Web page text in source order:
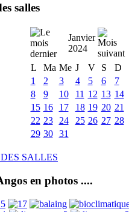
salles
Janvier
2024
L
Ma Me J V S
D
1
2 3 4 5 6
7
8
9 10 11 12 13 14
15 16 17 18 19 20 21
22 23 24 25 26 27 28
29 30 31
SALLES
en photos ....